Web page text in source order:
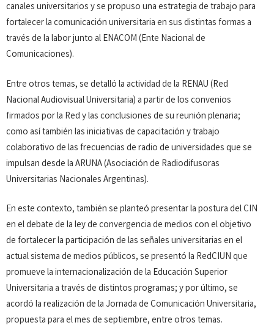
canales universitarios y se propuso una estrategia de trabajo para
fortalecer la comunicación universitaria en sus distintas formas a
través de la labor junto al ENACOM (Ente Nacional de
Comunicaciones).
Entre otros temas, se detalló la actividad de la RENAU (Red
Nacional Audiovisual Universitaria) a partir de los convenios
firmados por la Red y las conclusiones de su reunión plenaria;
como así también las iniciativas de capacitación y trabajo
colaborativo de las frecuencias de radio de universidades que se
impulsan desde la ARUNA (Asociación de Radiodifusoras
Universitarias Nacionales Argentinas).
En este contexto, también se planteó presentar la postura del CIN
en el debate de la ley de convergencia de medios con el objetivo
de fortalecer la participación de las señales universitarias en el
actual sistema de medios públicos, se presentó la RedCIUN que
promueve la internacionalización de la Educación Superior
Universitaria a través de distintos programas; y por último, se
acordó la realización de la Jornada de Comunicación Universitaria,
propuesta para el mes de septiembre, entre otros temas.